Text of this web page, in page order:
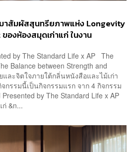
าสัมผัสสุนทรียภาพแห่ง Longevity
องห้องสมุดเก่าแก่ ในงาน
by The Standard Life x AP The
Balance between Strength and
ละจิตใจภายใต้กลิ่นหนังสือและไม้เก่า
กรรมนี้เป็นกิจกรรมแรก จาก 4 กิจกรรม
by The Standard Life x AP
&n...